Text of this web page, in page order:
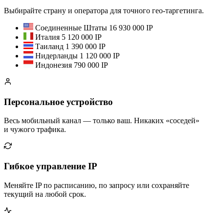
Выбирайте страну и оператора для точного гео-таргетинга.
Соединенные Штаты 16 930 000 IP
Италия 5 120 000 IP
Таиланд 1 390 000 IP
Нидерланды 1 120 000 IP
Индонезия 790 000 IP
Персональное устройство
Весь мобильный канал — только ваш. Никаких «соседей»
и чужого трафика.
Гибкое управление IP
Меняйте IP по расписанию, по запросу или сохраняйте
текущий на любой срок.